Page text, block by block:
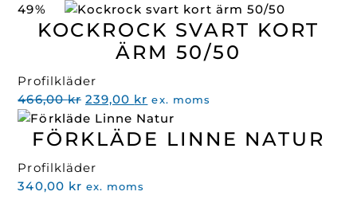
49%
KOCKROCK SVART KORT
ÄRM 50/50
Profilkläder
466,00kr Det
ursprungliga
priset
466,00 kr.
239,00 kr Det
nuvarande
priset
ex. moms
FÖRKLÄDE LINNE NATUR
Profilkläder
340,00 kr ex. moms